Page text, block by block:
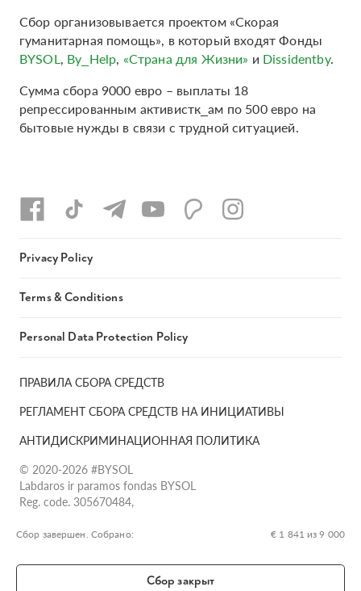
Сбор организовывается проектом «Скорая
гуманитарная помощь», в который входят Фонды
BYSOL, By_Help, «Страна для Жизни» и Dissidentby.
Сумма сбора 9000 евро – выплаты 18
репрессированным активистк_ам по 500 евро на
бытовые нужды в связи с трудной ситуацией.
Сбор завершен. Собрано: € 1 841 из 9 000
Сбор закрыт
ПРАВИЛА СБОРА СРЕДСТВ
РЕГЛАМЕНТ СБОРА СРЕДСТВ НА ИНИЦИАТИВЫ
АНТИДИСКРИМИНАЦИОННАЯ ПОЛИТИКА
© 2020-2026 #BYSOL
Labdaros ir paramos fondas BYSOL
Reg. code. 305670484,
g.17-1, LT-13253
SWIFT kodas HABALT22
Privacy Policy
Terms & Conditions
Personal Data Protection Policy